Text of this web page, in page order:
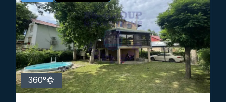
360°